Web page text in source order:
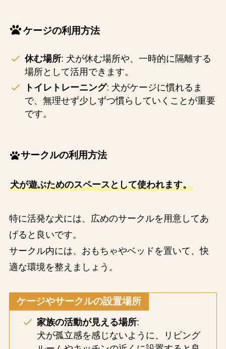
ケージの利用方法
休む場所: 犬が休む場所や、一時的に隔離する
場所として活用できます。
トイレトレーニング: 犬がケージに慣れるま
で、無理せず少しずつ慣らしていくことが重要
です。
サークルの利用方法
犬が遊ぶためのスペースとして使われます。
特に活発な犬には、広めのサークルを用意してあ
げると良いです。
サークル内には、おもちゃやベッドを置いて、快
適な環境を整えましょう。
ケージやサークルの設置場所
家族の活動が見える場所:
犬が孤立感を感じないように、リビング